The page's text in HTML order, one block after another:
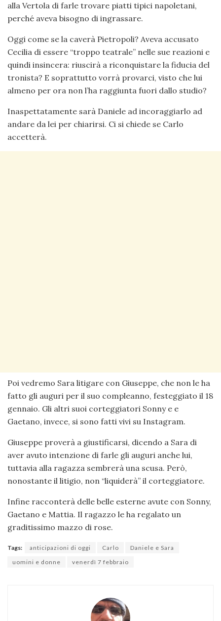
alla Vertola di farle trovare piatti tipici napoletani,
perché aveva bisogno di ingrassare.
Oggi come se la caverà Pietropoli? Aveva accusato
Cecilia di essere “troppo teatrale” nelle sue reazioni e
quindi insincera: riuscirà a riconquistare la fiducia del
tronista? E soprattutto vorrà provarci, visto che lui
almeno per ora non l’ha raggiunta fuori dallo studio?
Inaspettatamente sarà Daniele ad incoraggiarlo ad
andare da lei per chiarirsi. Ci si chiede se Carlo
accetterà.
Poi vedremo Sara litigare con Giuseppe, che non le ha
fatto gli auguri per il suo compleanno, festeggiato il 18
gennaio. Gli altri suoi corteggiatori Sonny e e
Gaetano, invece, si sono fatti vivi su Instagram.
Giuseppe proverà a giustificarsi, dicendo a Sara di
aver avuto intenzione di farle gli auguri anche lui,
tuttavia alla ragazza sembrerà una scusa. Però,
nonostante il litigio, non “liquiderà” il corteggiatore.
Infine racconterà delle belle esterne avute con Sonny,
Gaetano e Mattia. Il ragazzo le ha regalato un
graditissimo mazzo di rose.
Tags: anticipazioni di oggi Carlo
Daniele e Sara
uomini e donne
venerdì 7 febbraio